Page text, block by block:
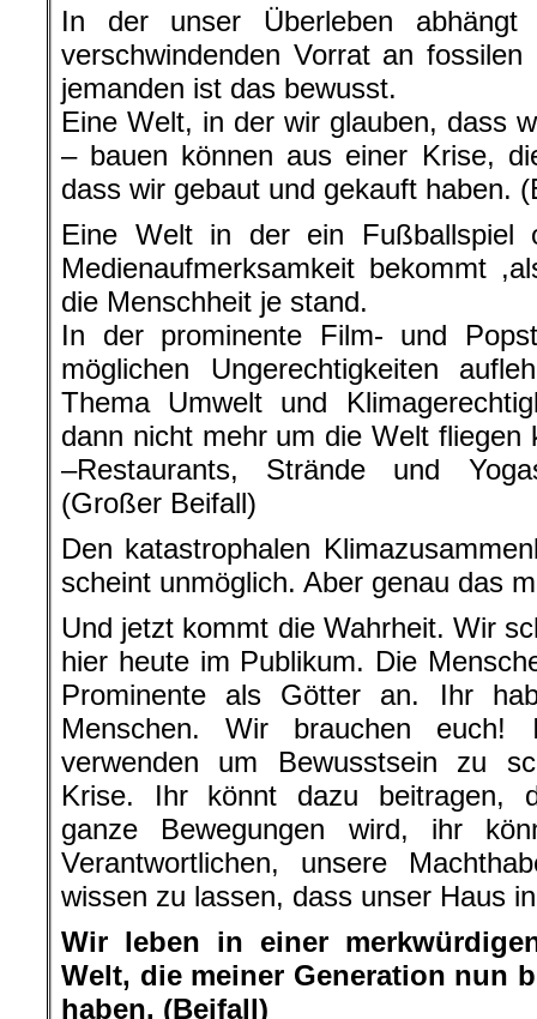
In der unser Überleben
verschwindenden Vorrat an
jemanden ist das bewusst.
Eine Welt, in der wir glauben, dass
– bauen können aus einer Krise,
dass wir gebaut und gekauft haben.
Eine Welt in der ein Fußballspiel
Medienaufmerksamkeit bekommt
die Menschheit je stand.
In der prominente Film- und
möglichen Ungerechtigkeiten
Thema Umwelt und
dann nicht mehr um die Welt fliegen
–Restaurants, Strände und
(Großer Beifall)
Den katastrophalen
scheint unmöglich. Aber genau das
Und jetzt kommt die Wahrheit. Wir
hier heute im Publikum. Die
Prominente als Götter an. Ihr
Menschen. Wir brauchen
verwenden um Bewusstsein zu
Krise. Ihr könnt dazu beitragen,
ganze Bewegungen wird, ihr
Verantwortlichen, unsere
wissen zu lassen, dass unser Haus
Wir leben in einer
Welt, die meiner Generation nun
haben. (Beifall)